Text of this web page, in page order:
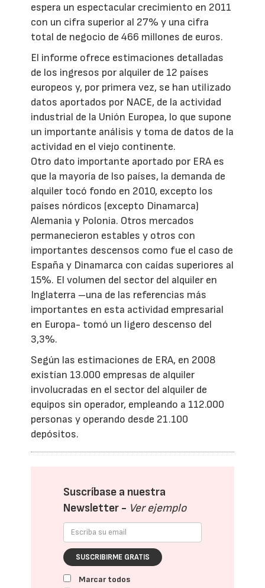
espera un espectacular crecimiento en 2011
con un cifra superior al 27% y una cifra
total de negocio de 466 millones de euros.
El informe ofrece estimaciones detalladas
de los ingresos por alquiler de 12 países
europeos y, por primera vez, se han utilizado
datos aportados por NACE, de la actividad
industrial de la Unión Europea, lo que supone
un importante análisis y toma de datos de la
actividad en el viejo continente.
Otro dato importante aportado por ERA es
que la mayoría de lso países, la demanda de
alquiler tocó fondo en 2010, excepto los
países nórdicos (excepto Dinamarca)
Alemania y Polonia. Otros mercados
permanecieron estables y otros con
importantes descensos como fue el caso de
España y Dinamarca con caídas superiores al
15%. El volumen del sector del alquiler en
Inglaterra –una de las referencias más
importantes en esta actividad empresarial
en Europa- tomó un ligero descenso del
3,3%.
Según las estimaciones de ERA, en 2008
existían 13.000 empresas de alquiler
involucradas en el sector del alquiler de
equipos sin operador, empleando a 112.000
personas y operando desde 21.100
depósitos.
Suscríbase a nuestra
Newsletter - Ver ejemplo
SUSCRIBIRME GRATIS
Marcar todos